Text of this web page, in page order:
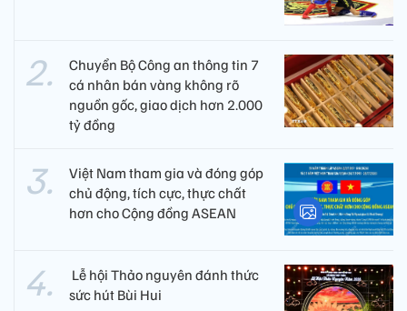
Chuyển Bộ Công an thông tin 7
cá nhân bán vàng không rõ
nguồn gốc, giao dịch hơn 2.000
tỷ đồng
Việt Nam tham gia và đóng góp
chủ động, tích cực, thực chất
hơn cho Cộng đồng ASEAN
​ Lễ hội Thảo nguyên đánh thức
sức hút Bùi Hui